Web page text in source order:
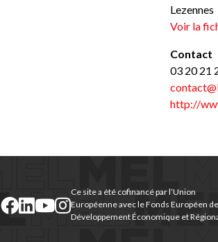
Lezennes
Voir la
Contact
03 20 21
http://
twitter
facebook
linkedin
(nouvelle
youtube
(nouvelle
instagram
(nouvelle
Ce site a été cofinancé par l’Union
Européenne avec le Fonds Européen de
Développement Économique et